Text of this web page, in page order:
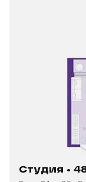
Студия •